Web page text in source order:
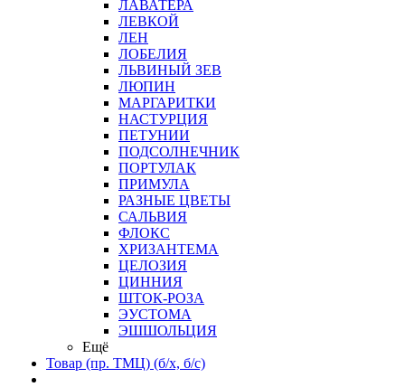
ЛАВАТЕРА
ЛЕВКОЙ
ЛЕН
ЛОБЕЛИЯ
ЛЬВИНЫЙ ЗЕВ
ЛЮПИН
МАРГАРИТКИ
НАСТУРЦИЯ
ПЕТУНИИ
ПОДСОЛНЕЧНИК
ПОРТУЛАК
ПРИМУЛА
РАЗНЫЕ ЦВЕТЫ
САЛЬВИЯ
ФЛОКС
ХРИЗАНТЕМА
ЦЕЛОЗИЯ
ЦИННИЯ
ШТОК-РОЗА
ЭУСТОМА
ЭШШОЛЬЦИЯ
Ещё
Товар (пр. ТМЦ) (б/х, б/с)